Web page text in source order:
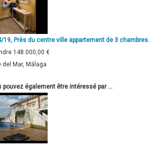
19, Près du centre ville appartement de 3 chambres.
148.000,00 €
del Mar, Málaga
pouvez également être intéressé par ...